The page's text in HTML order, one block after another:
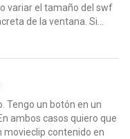
variar el tamaño del swf
de la ventana. Si...
Tengo un botón en un
ambos casos quiero que
movieclip contenido en